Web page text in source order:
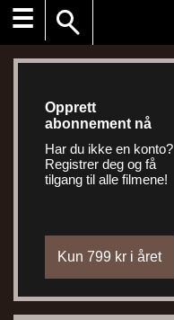
☰
Opprett
abonnement nå
Har du ikke en konto?
Registrer deg og få
tilgang til alle filmene!